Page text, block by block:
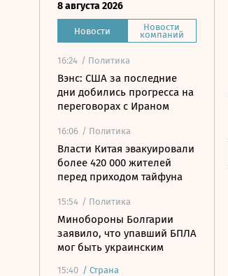
8 августа 2026
Новости Новости
компаний
16:24 / Политика
Вэнс: США за последние
дни добились прогресса на
переговорах с Ираном
16:06 / Политика
Власти Китая эвакуировали
более 420 000 жителей
перед приходом тайфуна
15:54 / Политика
Минобороны Болгарии
заявило, что упавший БПЛА
мог быть украинским
15:40 / Страна